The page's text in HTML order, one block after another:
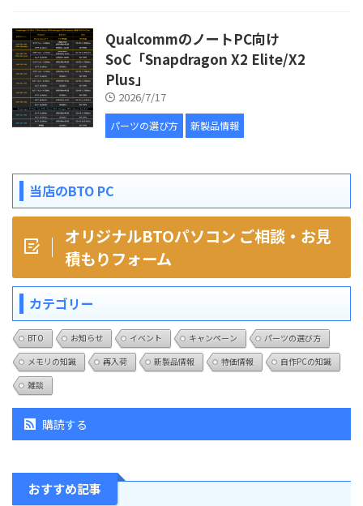
QualcommのノートPC向け
SoC「Snapdragon X2 Elite/X2
Plus」
2026/7/17
パーツの選び方 新製品情報
当店のBTO PC
オリジナルBTOパソコン ご相談・お見
積もりフォーム
カテゴリー
BTO お知らせ イベント キャンペーン
パーツの選び方
メモリの知識
再入荷 新製品情報 特価情報
自作PCの知識
雑談
購読する
おすすめ記事